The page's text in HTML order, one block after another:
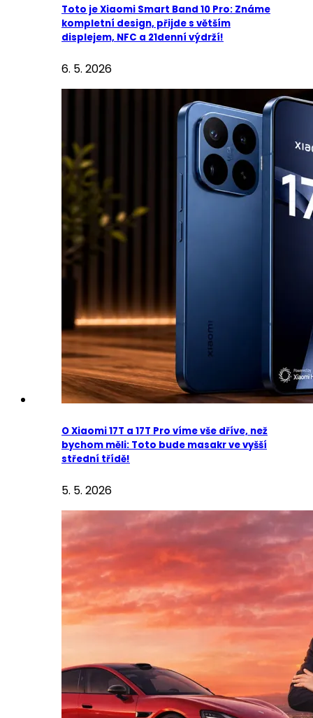
Toto je Xiaomi Smart Band 10 Pro: Známe
kompletní design, přijde s větším
displejem, NFC a 21denní výdrží!
6. 5. 2026
O Xiaomi 17T a 17T Pro víme vše dříve, než
bychom měli: Toto bude masakr ve vyšší
střední třídě!
5. 5. 2026